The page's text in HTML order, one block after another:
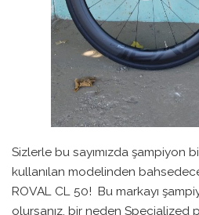
Sizlerle bu sayımızda şampiyon
kullanılan modelinden
ROVAL CL 50! Bu markayı
olursanız, bir neden